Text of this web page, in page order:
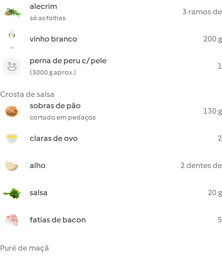
alecrim
só as folhas
3 ramos de
vinho branco 200 g
perna de peru c/ pele
(3000 g aprox.)
1
Crosta de salsa
sobras de pão
cortado em pedaços
130 g
claras de ovo 2
alho 2 dentes de
salsa 20 g
fatias de bacon 5
Puré de maçã